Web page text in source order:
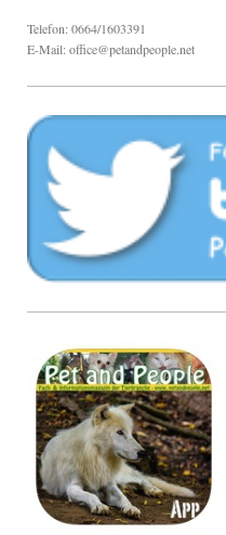
Telefon: 0664/1603391
E-Mail: office@petandpeople.net